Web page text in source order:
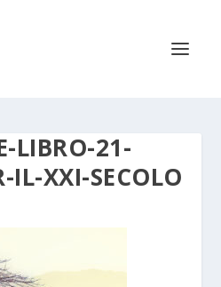
LIBRO-21-
IL-XXI-SECOLO